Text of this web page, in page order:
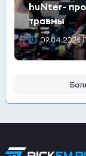
huNter-
травмы
09.04.2026